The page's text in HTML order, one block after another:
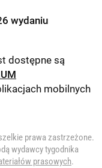
wydaniu
dostępne są
mobilnych
prawa zastrzeżone.
wydawcy tygodnika
prasowych.